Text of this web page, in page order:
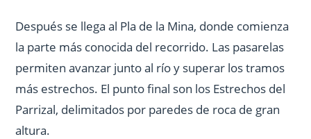
Después se llega al Pla de la Mina, donde comienza
la parte más conocida del recorrido. Las pasarelas
permiten avanzar junto al río y superar los tramos
más estrechos. El punto final son los Estrechos del
Parrizal, delimitados por paredes de roca de gran
altura.